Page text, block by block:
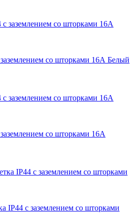
со шторками 16А Белый
со шторками 16А
IP44 с заземлением со шторками